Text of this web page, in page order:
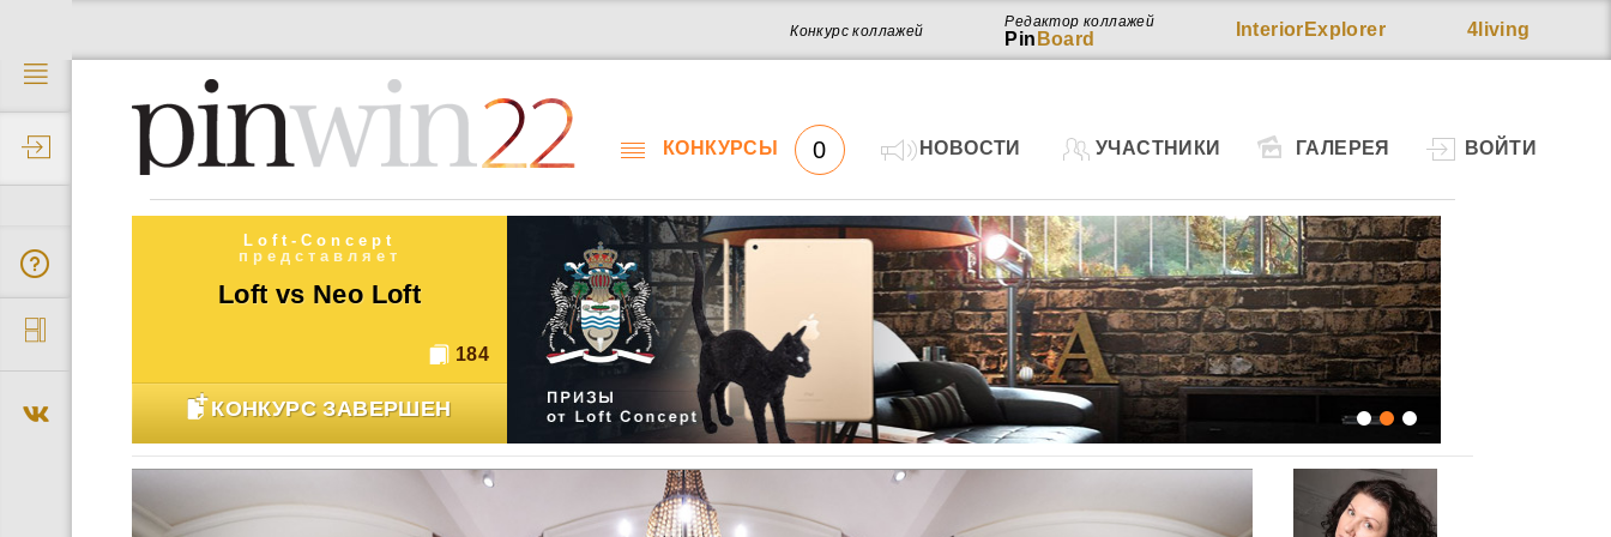
4living
InteriorExplorer
Редактор коллажей
Pin Board
Конкурс коллажей
22 КОНКУРСЫ 0 НОВОСТИ УЧАСТНИКИ ГАЛЕРЕЯ ВОЙТИ
Loft-Concept
представляет
Loft vs Neo Loft
184
КОНКУРС ЗАВЕРШЕН
Работ